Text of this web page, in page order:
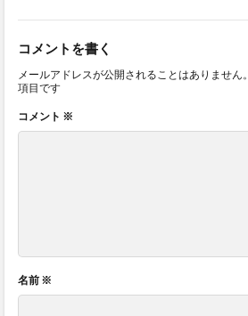
コメントを書く
メールアドレスが公開されることはありません。
項目です
コメント ※
名前 ※